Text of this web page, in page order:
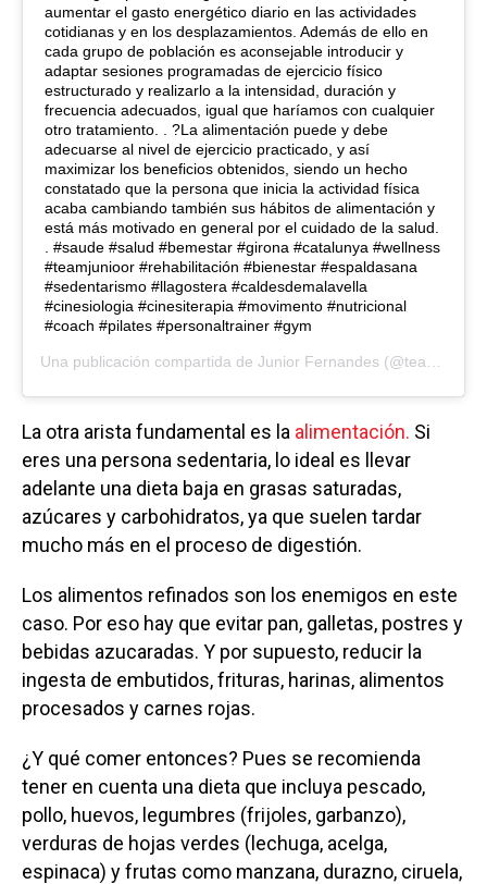
aumentar el gasto energético diario en las actividades
cotidianas y en los desplazamientos. Además de ello en
cada grupo de población es aconsejable introducir y
adaptar sesiones programadas de ejercicio físico
estructurado y realizarlo a la intensidad, duración y
frecuencia adecuados, igual que haríamos con cualquier
otro tratamiento. . ?La alimentación puede y debe
adecuarse al nivel de ejercicio practicado, y así
maximizar los beneficios obtenidos, siendo un hecho
constatado que la persona que inicia la actividad física
acaba cambiando también sus hábitos de alimentación y
está más motivado en general por el cuidado de la salud.
. #saude #salud #bemestar #girona #catalunya #wellness
#teamjunioor #rehabilitación #bienestar #espaldasana
#sedentarismo #llagostera #caldesdemalavella
#cinesiologia #cinesiterapia #movimento #nutricional
#coach #pilates #personaltrainer #gym
Una publicación compartida de Junior Fernandes (@team.junioor) el
La otra arista fundamental es la alimentación. Si
eres una persona sedentaria, lo ideal es llevar
adelante una dieta baja en grasas saturadas,
azúcares y carbohidratos, ya que suelen tardar
mucho más en el proceso de digestión.
Los alimentos refinados son los enemigos en este
caso. Por eso hay que evitar pan, galletas, postres y
bebidas azucaradas. Y por supuesto, reducir la
ingesta de embutidos, frituras, harinas, alimentos
procesados y carnes rojas.
¿Y qué comer entonces? Pues se recomienda
tener en cuenta una dieta que incluya pescado,
pollo, huevos, legumbres (frijoles, garbanzo),
verduras de hojas verdes (lechuga, acelga,
espinaca) y frutas como manzana, durazno, ciruela,